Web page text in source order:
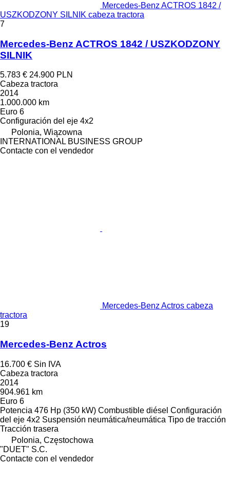
Mercedes-Benz ACTROS 1842 /
USZKODZONY SILNIK cabeza tractora
7
Mercedes-Benz ACTROS 1842 / USZKODZONY
SILNIK
5.783 € 24.900 PLN
Cabeza tractora
2014
1.000.000 km
Euro 6
Configuración del eje 4x2
Polonia, Wiązowna
INTERNATIONAL BUSINESS GROUP
Contacte con el vendedor
Mercedes-Benz Actros cabeza
tractora
19
Mercedes-Benz Actros
16.700 € Sin IVA
Cabeza tractora
2014
904.961 km
Euro 6
Potencia 476 Hp (350 kW) Combustible diésel Configuración
del eje 4x2 Suspensión neumática/neumática Tipo de tracción
Tracción trasera
Polonia, Częstochowa
"DUET" S.C.
Contacte con el vendedor